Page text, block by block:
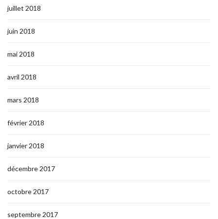
juillet 2018
juin 2018
mai 2018
avril 2018
mars 2018
février 2018
janvier 2018
décembre 2017
octobre 2017
septembre 2017